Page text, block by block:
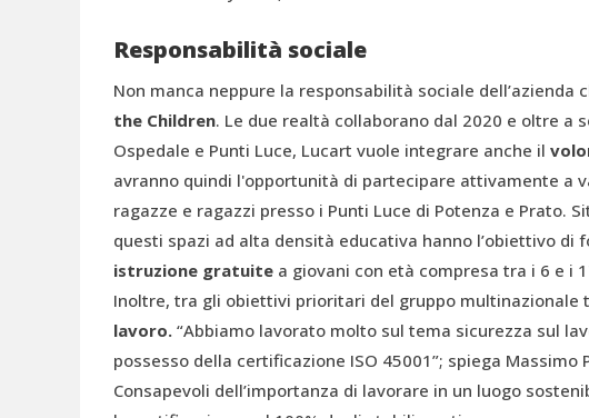
Responsabilità sociale
Non manca neppure la responsabilità sociale dell’azienda
the Children. Le due realtà collaborano dal 2020 e oltre a
Ospedale e Punti Luce, Lucart vuole integrare anche il
avranno quindi l'opportunità di partecipare attivamente a
ragazze e ragazzi presso i Punti Luce di Potenza e Prato.
questi spazi ad alta densità educativa hanno l’obiettivo di
istruzione gratuite a giovani con età compresa tra i 6 e i
Inoltre, tra gli obiettivi prioritari del gruppo multinazionale
lavoro. “Abbiamo lavorato molto sul tema sicurezza sul
possesso della certificazione ISO 45001”; spiega
Consapevoli dell’importanza di lavorare in un luogo